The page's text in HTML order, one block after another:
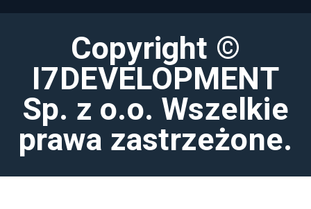
Copyright ©
I7DEVELOPMENT
Sp. z o.o. Wszelkie
prawa zastrzeżone.